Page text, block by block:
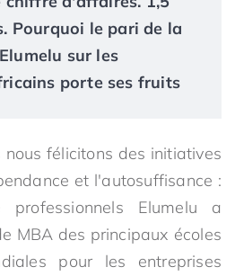
Pourquoi le pari de la
sur les
porte ses fruits
félicitons des initiatives
et l'autosuffisance :
Elumelu a
MBA des principaux écoles
pour les entreprises